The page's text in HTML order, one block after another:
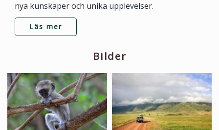
nya kunskaper och unika upplevelser.
Läs mer
Bilder